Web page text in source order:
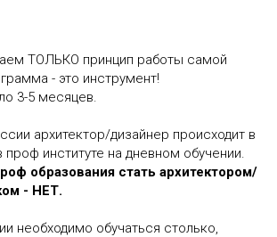
ТОЛЬКО принцип работы самой
- это инструмент!
3-5 месяцев.
архитектор/дизайнер происходит в
проф институте на дневном обучении.
образования стать архитектором/
- НЕТ.
необходимо обучаться столько,